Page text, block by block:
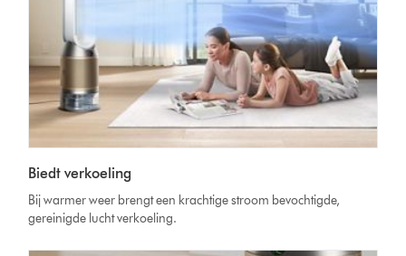
Biedt verkoeling
Bij warmer weer brengt een krachtige stroom bevochtigde,
gereinigde lucht verkoeling.